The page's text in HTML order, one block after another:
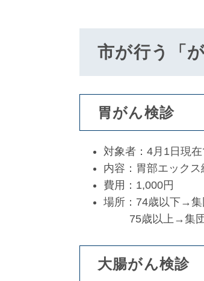
市が行う「
胃がん検診
対象者：4月1日現
内容：胃部エックス
費用：1,000円
場所：74歳以下→集
75歳以上→集団検
大腸がん検診